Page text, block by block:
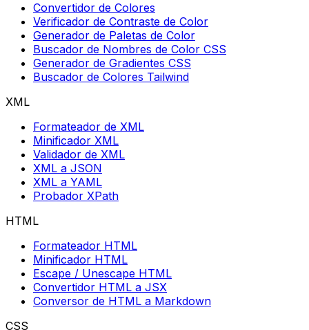
Convertidor de Colores
Verificador de Contraste de Color
Generador de Paletas de Color
Buscador de Nombres de Color CSS
Generador de Gradientes CSS
Buscador de Colores Tailwind
XML
Formateador de XML
Minificador XML
Validador de XML
XML a JSON
XML a YAML
Probador XPath
HTML
Formateador HTML
Minificador HTML
Escape / Unescape HTML
Convertidor HTML a JSX
Conversor de HTML a Markdown
CSS